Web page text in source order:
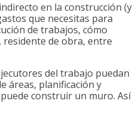
en la construcción (y
que necesitas para
de trabajos, cómo
residente de obra, entre
del trabajo puedan
áreas, planificación y
construir un muro. Así